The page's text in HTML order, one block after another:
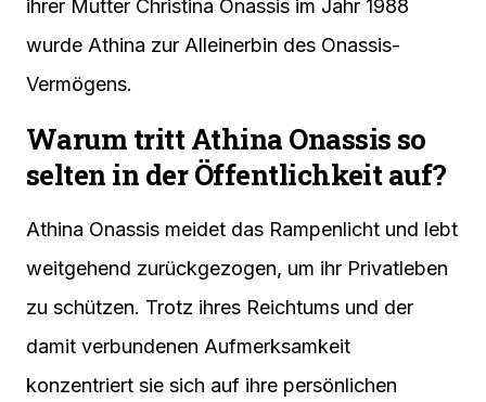
ihrer Mutter Christina Onassis im Jahr 1988
wurde Athina zur Alleinerbin des Onassis-
Vermögens.
Warum tritt Athina Onassis so
selten in der Öffentlichkeit auf?
Athina Onassis meidet das Rampenlicht und lebt
weitgehend zurückgezogen, um ihr Privatleben
zu schützen. Trotz ihres Reichtums und der
damit verbundenen Aufmerksamkeit
konzentriert sie sich auf ihre persönlichen